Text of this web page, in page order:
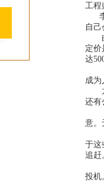
工程
自
定价
达
成为
还有
意。
于这
追赶
投